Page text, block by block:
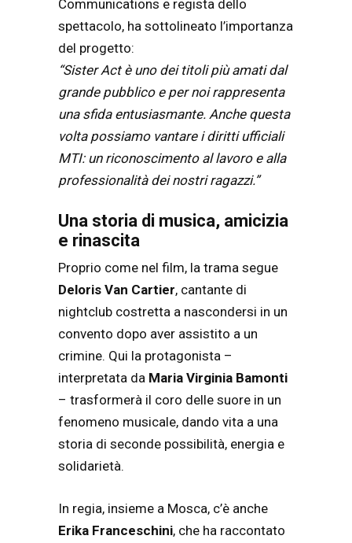
Communications e regista dello
spettacolo, ha sottolineato l’importanza
del progetto:
“Sister Act è uno dei titoli più amati dal
grande pubblico e per noi rappresenta
una sfida entusiasmante. Anche questa
volta possiamo vantare i diritti ufficiali
MTI: un riconoscimento al lavoro e alla
professionalità dei nostri ragazzi.”
Una storia di musica, amicizia
e rinascita
Proprio come nel film, la trama segue
Deloris Van Cartier, cantante di
nightclub costretta a nascondersi in un
convento dopo aver assistito a un
crimine. Qui la protagonista –
interpretata da Maria Virginia Bamonti
– trasformerà il coro delle suore in un
fenomeno musicale, dando vita a una
storia di seconde possibilità, energia e
solidarietà.
In regia, insieme a Mosca, c’è anche
Erika Franceschini, che ha raccontato